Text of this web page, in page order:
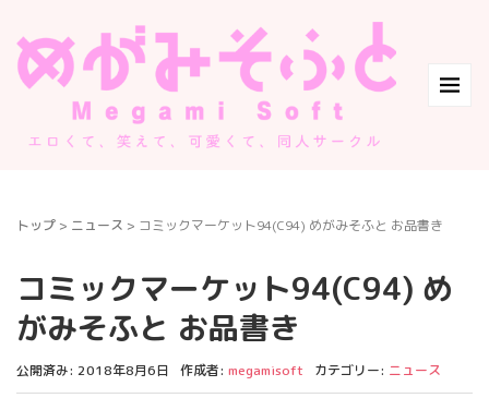
トップ > ニュース > コミックマーケット94(C94) めがみそふと お品書き
コミックマーケット94(C94) め
がみそふと お品書き
公開済み: 2018年8月6日 作成者: megamisoft カテゴリー: ニュース